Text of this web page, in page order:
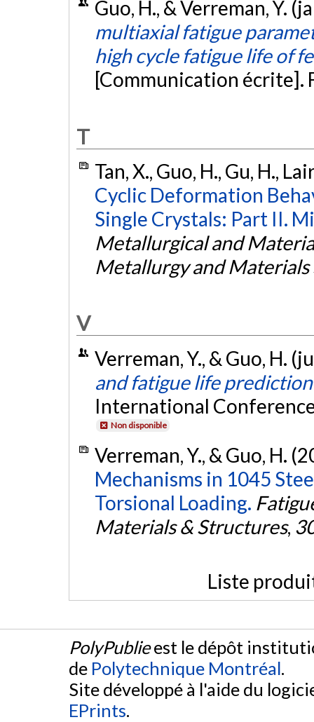
Guo, H., & Verreman, Y.
multiaxial fatigue
high cycle fatigue life of
[Communication écrite].
T
Tan, X., Guo, H., Gu, H.,
Cyclic Deformation
Single Crystals: Part II.
Metallurgical and
Metallurgy and Materials
V
Verreman, Y., & Guo, H.
and fatigue life prediction
International
Non disponible
Verreman, Y., & Guo, H.
Mechanisms in 1045
Torsional Loading.
Materials & Structures,
Liste
PolyPublieest le dépôt
de Polytechnique Montréal.
Site développé à l'aide du
EPrints.